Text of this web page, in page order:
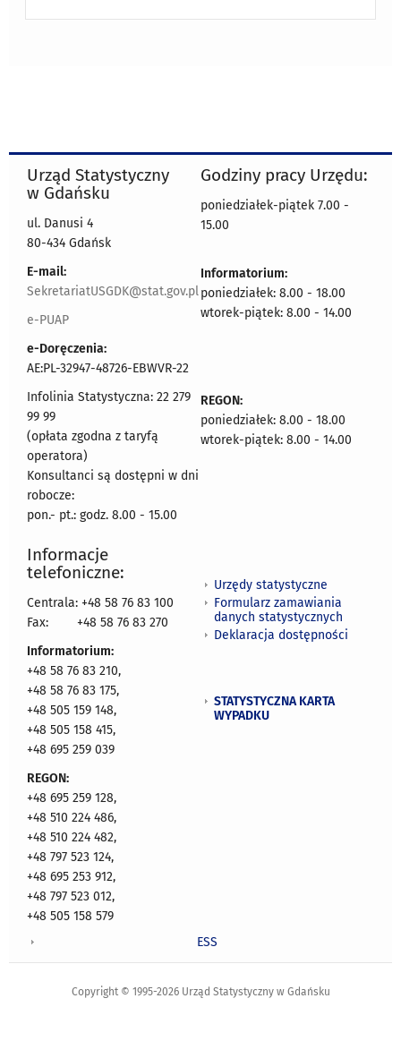
Urząd Statystyczny
w Gdańsku
ul. Danusi 4
80-434 Gdańsk
E-mail:
SekretariatUSGDK@stat.gov.pl
e-PUAP
e-Doręczenia:
AE:PL-32947-48726-EBWVR-22
Infolinia Statystyczna: 22 279
99 99
(opłata zgodna z taryfą
operatora)
Konsultanci są dostępni w dni
robocze:
pon.- pt.: godz. 8.00 - 15.00
Godziny pracy Urzędu:
poniedziałek-piątek 7.00 -
15.00
Informatorium:
poniedziałek: 8.00 - 18.00
wtorek-piątek: 8.00 - 14.00
REGON:
poniedziałek: 8.00 - 18.00
wtorek-piątek: 8.00 - 14.00
Informacje
telefoniczne:
Centrala: +48 58 76 83 100
Fax:
+48 58 76 83 270
Informatorium:
+48 58 76 83 210,
+48 58 76 83 175,
+48 505 159 148,
+48 505 158 415,
+48 695 259 039
REGON:
+48 695 259 128,
+48 510 224 486,
+48 510 224 482,
+48 797 523 124,
+48 695 253 912,
+48 797 523 012,
+48 505 158 579
Urzędy statystyczne
Formularz zamawiania
danych statystycznych
Deklaracja dostępności
STATYSTYCZNA KARTA
WYPADKU
ESS
Copyright © 1995-2026 Urząd Statystyczny w Gdańsku